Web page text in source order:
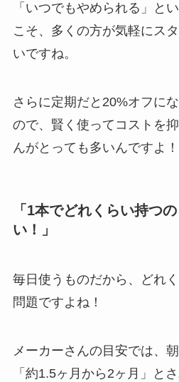
「いつでもやめられる」と
こそ、多くの方が気軽にス
いですね。
さらに定期だと20%オフに
ので、賢く使ってコストを
んがとっても多いんですよ！
「1本でどれくらい持つ
い！」
毎日使うものだから、どれ
問題ですよね！
メーカーさんの目安では、
「約1.5ヶ月から2ヶ月」と